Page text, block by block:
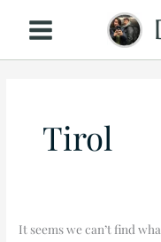
Tirol
It seems we can’t find